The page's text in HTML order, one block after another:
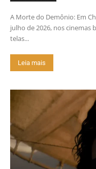
A Morte do Demônio: Em
julho de 2026, nos cinemas
telas...
Leia mais